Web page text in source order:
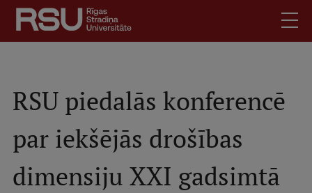
Pārlekt
galveno
saturu
Mobile
augšējā
izvēlne
Studentiem
RSU piedalās konferencē
par iekšējās drošības
dimensiju XXI gadsimtā